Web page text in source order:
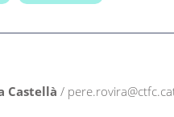
Castellà /